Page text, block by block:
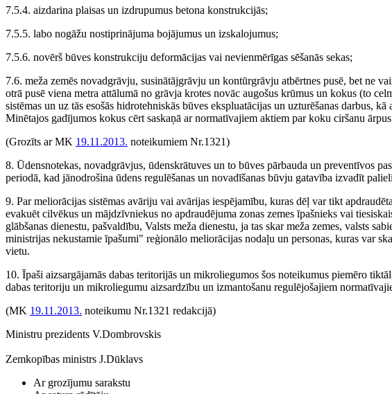
7.5.4. aizdarina plaisas un izdrupumus betona konstrukcijās;
7.5.5. labo nogāžu nostiprinājuma bojājumus un izskalojumus;
7.5.6. novērš būves konstrukciju deformācijas vai nevienmērīgas sēšanās sekas;
7.6. meža zemēs novadgrāvju, susinātājgrāvju un kontūrgrāvju atbērtnes pusē, bet ne
otrā pusē viena metra attālumā no grāvja krotes novāc augošus krūmus un kokus (to
sistēmas un uz tās esošās hidrotehniskās būves ekspluatācijas un uzturēšanas darbus,
Minētajos gadījumos kokus cērt saskaņā ar normatīvajiem aktiem par koku ciršanu
(Grozīts ar MK 19.11.2013. noteikumiem Nr.1321)
8. Ūdensnotekas, novadgrāvjus, ūdenskrātuves un to būves pārbauda un preventīvos
periodā, kad jānodrošina ūdens regulēšanas un novadīšanas būvju gatavība izvadīt
9. Par meliorācijas sistēmas avāriju vai avārijas iespējamību, kuras dēļ var tikt
evakuēt cilvēkus un mājdzīvniekus no apdraudējuma zonas zemes īpašnieks vai
glābšanas dienestu, pašvaldību, Valsts meža dienestu, ja tas skar meža zemes, valsts
ministrijas nekustamie īpašumi" reģionālo meliorācijas nodaļu un personas, kuras var
vietu.
10. Īpaši aizsargājamās dabas teritorijās un mikroliegumos šos noteikumus piemēro
dabas teritoriju un mikroliegumu aizsardzību un izmantošanu regulējošajiem
(MK 19.11.2013. noteikumu Nr.1321 redakcijā)
Ministru prezidents V.Dombrovskis
Zemkopības ministrs J.Dūklavs
Ar grozījumu sarakstu